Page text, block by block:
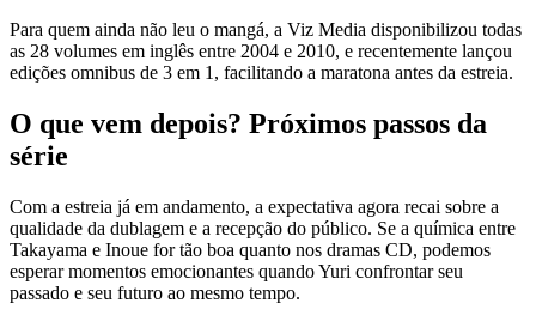
Para quem ainda não leu o mangá, a Viz Media disponibilizou todas
as 28 volumes em inglês entre 2004 e 2010, e recentemente lançou
edições omnibus de 3 em 1, facilitando a maratona antes da estreia.
O que vem depois? Próximos passos da
série
Com a estreia já em andamento, a expectativa agora recai sobre a
qualidade da dublagem e a recepção do público. Se a química entre
Takayama e Inoue for tão boa quanto nos dramas CD, podemos
esperar momentos emocionantes quando Yuri confrontar seu
passado e seu futuro ao mesmo tempo.